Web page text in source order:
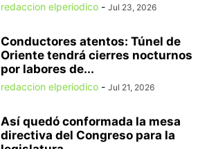
redaccion elperiodico - Jul 23, 2026
Conductores atentos: Túnel de
Oriente tendrá cierres nocturnos
por labores de...
redaccion elperiodico - Jul 21, 2026
Así quedó conformada la mesa
directiva del Congreso para la